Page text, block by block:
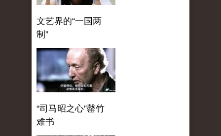
文艺界的“一国两
制”
“司马昭之心”罄竹
难书